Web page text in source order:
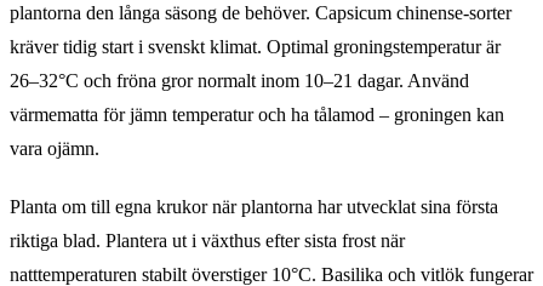
plantorna den långa säsong de behöver. Capsicum chinense-sorter
kräver tidig start i svenskt klimat. Optimal groningstemperatur är
26–32°C och fröna gror normalt inom 10–21 dagar. Använd
värmematta för jämn temperatur och ha tålamod – groningen kan
vara ojämn.
Planta om till egna krukor när plantorna har utvecklat sina första
riktiga blad. Plantera ut i växthus efter sista frost när
natttemperaturen stabilt överstiger 10°C. Basilika och vitlök fungerar